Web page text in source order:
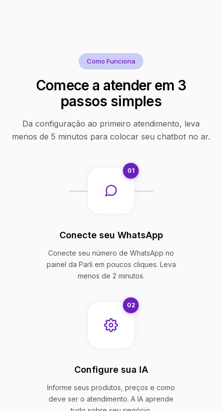
Como Funciona
Comece a atender em 3
passos simples
Da configuração ao primeiro atendimento, leva
menos de 5 minutos para colocar seu chatbot no ar.
01
Conecte seu WhatsApp
Conecte seu número de WhatsApp no
painel da Parli em poucos cliques. Leva
menos de 2 minutos.
02
Configure sua IA
Informe seus produtos, preços e como
deve ser o atendimento. A IA aprende